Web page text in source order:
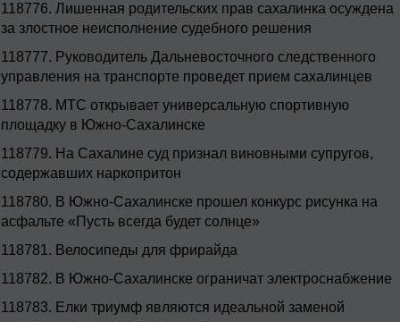
118776. Лишенная родительских прав сахалинка осуждена
за злостное неисполнение судебного решения
118777. Руководитель Дальневосточного следственного
управления на транспорте проведет прием сахалинцев
118778. МТС открывает универсальную спортивную
площадку в Южно-Сахалинске
118779. На Сахалине суд признал виновными супругов,
содержавших наркопритон
118780. В Южно-Сахалинске прошел конкурс рисунка на
асфальте «Пусть всегда будет солнце»
118781. Велосипеды для фрирайда
118782. В Южно-Сахалинске ограничат электроснабжение
118783. Елки триумф являются идеальной заменой